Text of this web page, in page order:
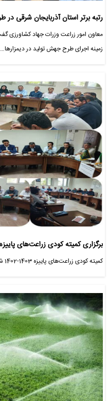
رتبه برتر استان آذربایجان شرقی
معاون امور زراعت وزرات جهاد کشاورزی
زمینه اجرای طرح جهش تولید در دیمزارها…
برگزاری کمیته کودی زراعت‌های پاییزه 1403-1402 شهرستان هشترود
کمیته کودی زراعت‌های پاییزه 1403-1402 شهرستان هشترود برگزار شد.